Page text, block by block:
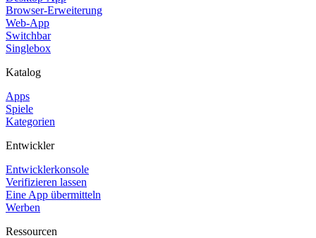
Browser-Erweiterung
Web-App
Switchbar
Singlebox
Katalog
Apps
Spiele
Kategorien
Entwickler
Entwicklerkonsole
Verifizieren lassen
Eine App übermitteln
Werben
Ressourcen